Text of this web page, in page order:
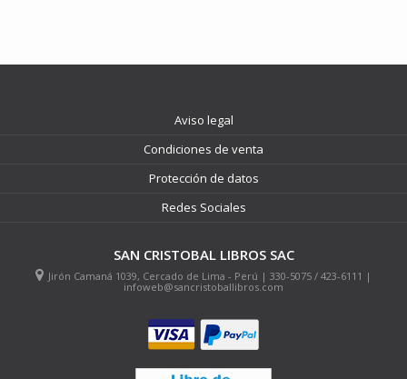
Aviso legal
Condiciones de venta
Protección de datos
Redes Sociales
SAN CRISTOBAL LIBROS SAC
Jirón Camaná 1039, Cercado de Lima - Perú | 330-5075 / 423-6111 |
infoweb@sancristoballibros.com